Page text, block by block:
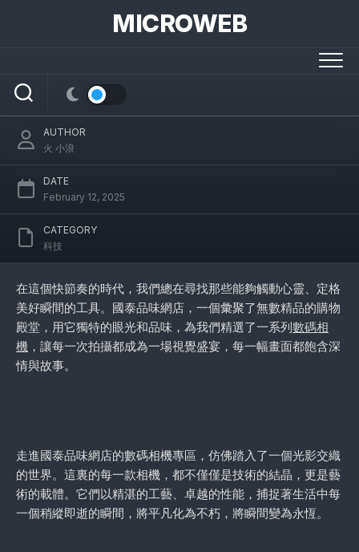
MICROWEB
國泰品味網店：數碼相機裏的詩與遠方
AUTHOR
火 小浪
DATE
February 12, 2025
CATEGORY
科技
在這個快節奏的時代，我們總在尋找那些能夠觸動心靈、定格
美好瞬間的工具。國泰品味網店，一個彙聚了無數精品的購物
殿堂，用它獨特的眼光和品味，為我們精選了一系列數碼相
機 ，讓每一次拍攝都成為一場視覺盛宴，每一幅畫面都飽含深
情與故事。
走進國泰品味網店的數碼相機專區，仿佛踏入了一個光影交織
的世界。這裏的每一款相機，都不僅僅是技術的結晶，更是藝
術的載體。它們以精湛的工藝、卓越的性能，捕捉著生活中每
一個稍縱即逝的瞬間，將平凡化為不朽，將瞬間變為永恆。